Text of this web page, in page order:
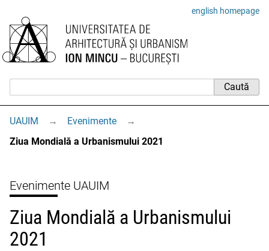
english homepage
UAUIM → Evenimente
→
Ziua Mondială a Urbanismului 2021
Evenimente UAUIM
Ziua Mondială a Urbanismului
2021